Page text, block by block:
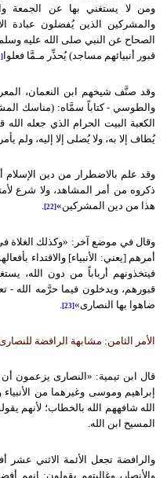
ومن لا يستغني بها عن الجمعة
والمشركين الذين يُفضلون عبادة
الصحاح عن النبي صلى الله عليه وسلم
قبور أنبيائهم مساجد) يُحذِّر مـمَّا فعلوا [21]
وقد صنَّف شيخهم ابن النعمان،
والطوسي - كتاباً سمَّاه: (مناسك
الكعبة البيت الحرام الذي جعله
يُطاف إلا به، ولا يُصلى إلا إليه، ولم
وقد علم بالاضطرار من دين الإسلام
ذكروه من أمر المشاهد، ولا شرع
هذا من دين المشركين»[22]
.
وقال في موضع آخر: «وكذلك الغلاة
أمرهم [يعني: الأنبياء] والاقتداء
فيتخذونهم أرباباً من دون الله،
قبورهم، ويدخلون فيما حرَّمه الله -
ضاهوا بها النصارى»[23]
.
الأمر الثامن: مشابهة الرافضة
قال ابن تيمية: «النصارى يزعمون
إبراهيم وموسى وغيرهما من
الله شافههم الله بالخطاب؛ لأنهم
المسيح ابن الله.
والرافضة تجعل الأئمة الاثني عشر
والأنصار، وغاليتهم يقولون: إنهم